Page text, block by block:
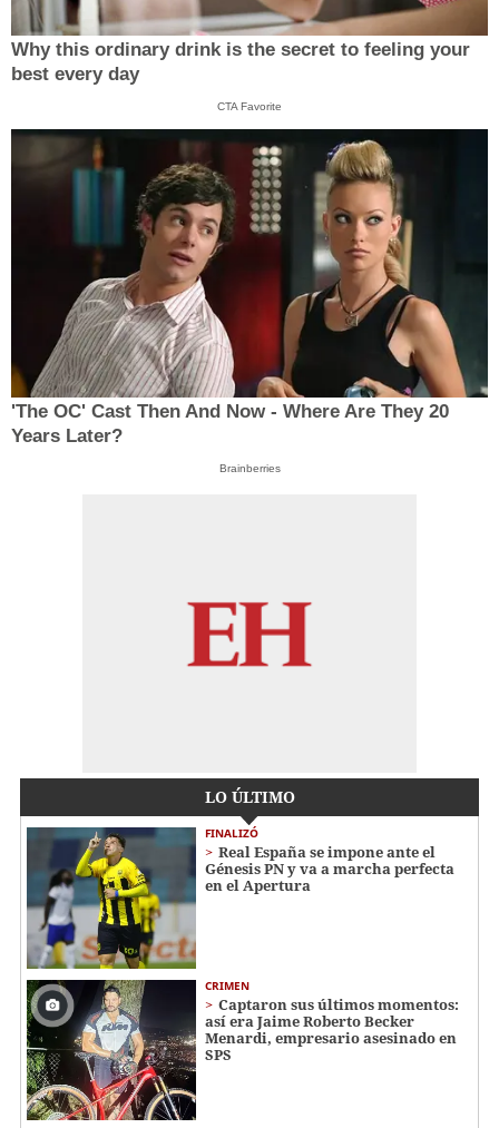
Why this ordinary drink is the secret to feeling your
best every day
CTA Favorite
'The OC' Cast Then And Now - Where Are They 20
Years Later?
Brainberries
LO ÚLTIMO
FINALIZÓ
Real España se impone ante el
Génesis PN y va a marcha perfecta
en el Apertura
CRIMEN
Captaron sus últimos momentos:
así era Jaime Roberto Becker
Menardi​​​, empresario asesinado en
SPS